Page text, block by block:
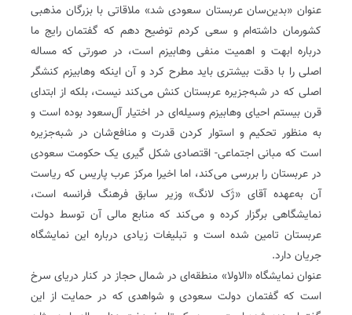
عنوان «بدین‌سان عربستان سعودی شد» ملاقاتی با بزرگان مذهبی
کشورمان داشته‌ام و سعی کردم توضیح دهم که گفتمان رایج ما
درباره ابهت و اهمیت منفی وهابیزم است، در صورتی که مساله
اصلی را با دقت بیشتری باید مطرح کرد و آن اینکه وهابیزم کنشگر
اصلی که در شبه‌جزیره عربستان کنش می‌کند نیست، بلکه از ابتدای
قرن بیستم احیای وهابیزم وسیله‌ای در اختیار آل‌سعود بوده است و
به منظور تحکیم و استوار کردن قدرت و منافع‌شان در شبه‌جزیره
است که مبانی اجتماعی- اقتصادی شکل گیری یک حکومت سعودی
در عربستان را بررسی می‌کند، اما اخیرا مرکز عرب پاریس که ریاست
آن به‌عهده آقای «ژَک لانگ» وزیر سابق فرهنگ فرانسه است،
نمایشگاهی برگزار کرده و می‌کند که منابع مالی آن توسط دولت
عربستان تامین شده است و تبلیغات زیادی درباره این نمایشگاه
جریان دارد.
عنوان نمایشگاه «الاولا» منطقه‌ای در شمال حجاز در کنار دریای سرخ
است که گفتمان دولت سعودی و شواهدی که در حمایت از این